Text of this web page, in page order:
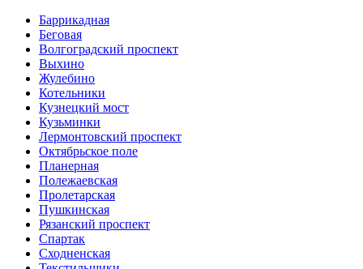
Баррикадная
Беговая
Волгоградский проспект
Выхино
Жулебино
Котельники
Кузнецкий мост
Кузьминки
Лермонтовский проспект
Октябрьское поле
Планерная
Полежаевская
Пролетарская
Пушкинская
Рязанский проспект
Спартак
Сходненская